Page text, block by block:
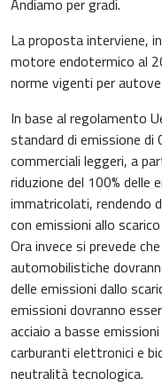
Andiamo per gradi.
La proposta interviene,
motore endotermico al
norme vigenti per
In base al regolamento
standard di emissione di
commerciali leggeri, a
riduzione del 100% delle
immatricolati, rendendo
con emissioni allo
Ora invece si prevede
automobilistiche
delle emissioni dallo
emissioni dovranno
acciaio a basse
carburanti elettronici e
neutralità tecnologica.